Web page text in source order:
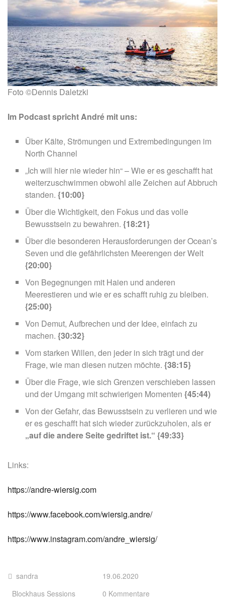
Foto ©Dennis Daletzki
Im Podcast spricht André mit uns:
Über Kälte, Strömungen und Extrembedingungen im
North Channel
„Ich will hier nie wieder hin“ – Wie er es geschafft hat
weiterzuschwimmen obwohl alle Zeichen auf Abbruch
standen. {10:00}
Über die Wichtigkeit, den Fokus und das volle
Bewusstsein zu bewahren. {18:21}
Über die besonderen Herausforderungen der Ocean’s
Seven und die gefährlichsten Meerengen der Welt
{20:00}
Von Begegnungen mit Haien und anderen
Meerestieren und wie er es schafft ruhig zu bleiben.
{25:00}
Von Demut, Aufbrechen und der Idee, einfach zu
machen. {30:32}
Vom starken Willen, den jeder in sich trägt und der
Frage, wie man diesen nutzen möchte. {38:15}
Über die Frage, wie sich Grenzen verschieben lassen
und der Umgang mit schwierigen Momenten {45:44)
Von der Gefahr, das Bewusstsein zu verlieren und wie
er es geschafft hat sich wieder zurückzuholen, als er
„auf die andere Seite gedriftet ist.“ {49:33}
Links:
https://andre-wiersig.com
https://www.facebook.com/wiersig.andre/
https://www.instagram.com/andre_wiersig/
sandra
Blockhaus Sessions
19.06.2020
0 Kommentare